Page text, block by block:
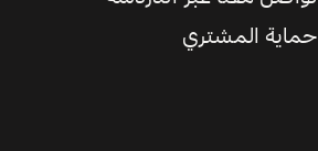
حماية المشتري